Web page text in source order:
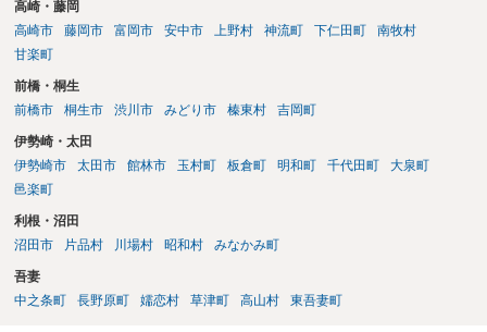
高崎・藤岡
高崎市
藤岡市 富岡市 安中市 上野村 神流町 下仁田町
南牧村
甘楽町
前橋・桐生
前橋市
桐生市 渋川市 みどり市 榛東村 吉岡町
伊勢崎・太田
伊勢崎市
太田市 館林市 玉村町 板倉町 明和町 千代田町
大泉町
邑楽町
利根・沼田
沼田市
片品村 川場村 昭和村 みなかみ町
吾妻
中之条町
長野原町 嬬恋村 草津町 高山村 東吾妻町